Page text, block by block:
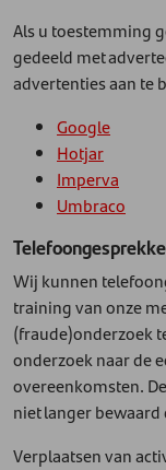
Als u toestemming
gedeeld met
advertenties aan te
Google
Hotjar
Imperva
Umbraco
Wij kunnen
training van onze
(fraude)onderzoek
onderzoek naar de
overeenkomsten.
niet langer
Verplaatsen van